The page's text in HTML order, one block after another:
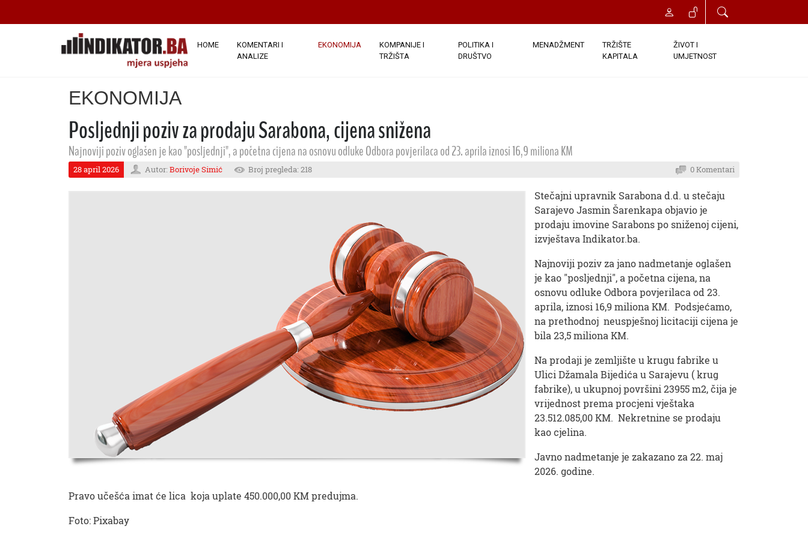
HOME
KOMENTARI I
ANALIZE
EKONOMIJA
KOMPANIJE I
TRŽIŠTA
POLITIKA I
DRUŠTVO
MENADŽMENT
TRŽIŠTE
KAPITALA
ŽIVOT I
UMJETNOST
EKONOMIJA
Posljednji poziv za prodaju Sarabona, cijena snižena
Najnoviji poziv oglašen je kao "posljednji", a početna cijena na osnovu odluke Odbora povjerilaca od 23. aprila iznosi 16,9 miliona KM
28 april 2026 Autor: Borivoje Simić Broj pregleda: 218 0 Komentari
Stečajni upravnik Sarabona d.d. u stečaju
Sarajevo Jasmin Šarenkapa objavio je
prodaju imovine Sarabons po sniženoj cijeni,
izvještava Indikator.ba.
Najnoviji poziv za jano nadmetanje oglašen
je kao "posljednji", a početna cijena, na
osnovu odluke Odbora povjerilaca od 23.
aprila, iznosi 16,9 miliona KM. Podsjećamo,
na prethodnoj neuspješnoj licitaciji cijena je
bila 23,5 miliona KM.
Na prodaji je zemljište u krugu fabrike u
Ulici Džamala Bijedića u Sarajevu ( krug
fabrike), u ukupnoj površini 23955 m2, čija je
vrijednost prema procjeni vještaka
23.512.085,00 KM. Nekretnine se prodaju
kao cjelina.
Javno nadmetanje je zakazano za 22. maj
2026. godine.
Pravo učešća imat će lica koja uplate 450.000,00 KM predujma.
Foto: Pixabay